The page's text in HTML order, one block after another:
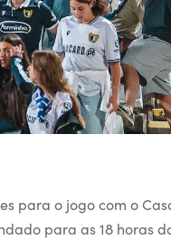
para o jogo com o
para as 18 horas